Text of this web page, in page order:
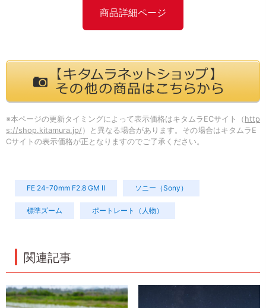
商品詳細ページ
※本ページの更新タイミングによって表示価格はキタムラECサイト（ http
s://shop.kitamura.jp/ ）と異なる場合があります。その場合はキタムラE
Cサイトの表示価格が正となりますのでご了承ください。
FE 24-70mm F2.8 GM II ソニー（Sony）
標準ズーム ポートレート（人物）
関連記事